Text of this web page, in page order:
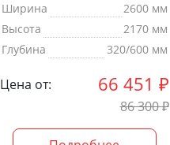
Ширина
2600 мм
Высота
2170 мм
Глубина
320/600 мм
Цена от: 66 451 ₽
86 300₽